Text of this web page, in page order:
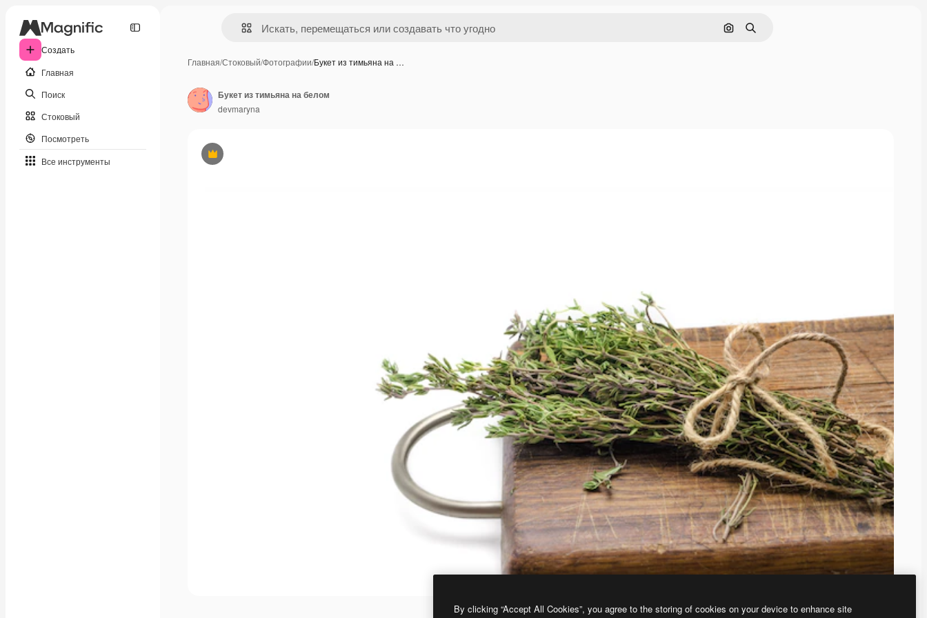
Создать
Главная
Поиск
Стоковый
Посмотреть
Все инструменты
Поиск по изображению
Поиск
Главная/Стоковый/Фотографии/Букет из тимьяна на …
Премиум
Букет из тимьяна на белом
devmaryna
By clicking “Accept All Cookies”, you agree to the storing of cookies on your device to enhance site